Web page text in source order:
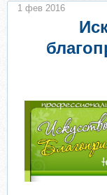
51.Dolphin55
1 фев 2016